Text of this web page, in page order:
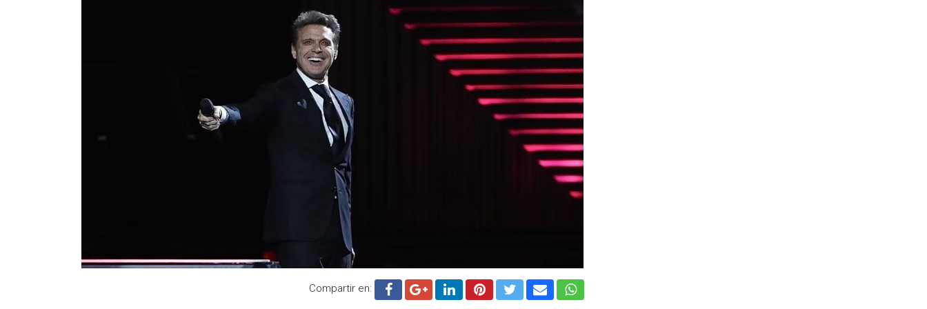
www.cadenanoticias.com| Twitter:@cadena_noticias|
| Instagram: @cadenanoticiasmx | TikTok:@CadenaNoticias|
@CadenaNoticias
Compartir en: